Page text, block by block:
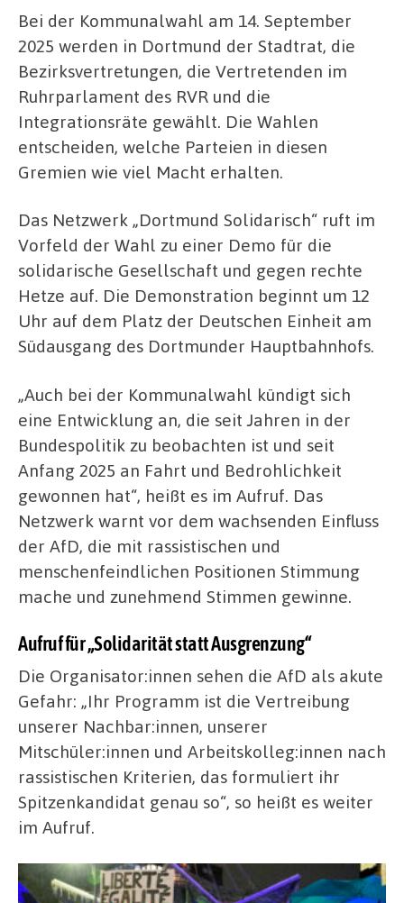
Bei der Kommunalwahl am 14. September
2025 werden in Dortmund der Stadtrat, die
Bezirksvertretungen, die Vertretenden im
Ruhrparlament des RVR und die
Integrationsräte gewählt. Die Wahlen
entscheiden, welche Parteien in diesen
Gremien wie viel Macht erhalten.
Das Netzwerk „Dortmund Solidarisch“ ruft im
Vorfeld der Wahl zu einer Demo für die
solidarische Gesellschaft und gegen rechte
Hetze auf. Die Demonstration beginnt um 12
Uhr auf dem Platz der Deutschen Einheit am
Südausgang des Dortmunder Hauptbahnhofs.
„Auch bei der Kommunalwahl kündigt sich
eine Entwicklung an, die seit Jahren in der
Bundespolitik zu beobachten ist und seit
Anfang 2025 an Fahrt und Bedrohlichkeit
gewonnen hat“, heißt es im Aufruf. Das
Netzwerk warnt vor dem wachsenden Einfluss
der AfD, die mit rassistischen und
menschenfeindlichen Positionen Stimmung
mache und zunehmend Stimmen gewinne.
Aufruf für „Solidarität statt Ausgrenzung“
Die Organisator:innen sehen die AfD als akute
Gefahr: „Ihr Programm ist die Vertreibung
unserer Nachbar:innen, unserer
Mitschüler:innen und Arbeitskolleg:innen nach
rassistischen Kriterien, das formuliert ihr
Spitzenkandidat genau so“, so heißt es weiter
im Aufruf.